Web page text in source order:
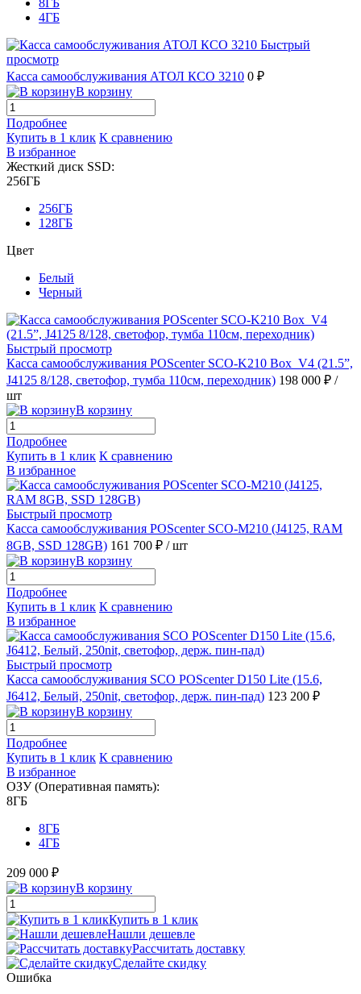
8ГБ
4ГБ
Быстрый
просмотр
Касса самообслуживания АТОЛ КСО 3210 0 ₽
В корзину
Подробнее
Купить в 1 клик К сравнению
В избранное
Жесткий диск SSD:
256ГБ
256ГБ
128ГБ
Цвет
Белый
Черный
Быстрый просмотр
Касса самообслуживания POScenter SCO-K210 Box_V4 (21.5”,
J4125 8/128, светофор, тумба 110см, переходник) 198 000 ₽ /
шт
В корзину
Подробнее
Купить в 1 клик К сравнению
В избранное
Быстрый просмотр
Касса самообслуживания POScenter SCO-M210 (J4125, RAM
8GB, SSD 128GB) 161 700 ₽ / шт
В корзину
Подробнее
Купить в 1 клик К сравнению
В избранное
Быстрый просмотр
Касса самообслуживания SCO POScenter D150 Lite (15.6,
J6412, Белый, 250nit, светофор, держ. пин-пад) 123 200 ₽
В корзину
Подробнее
Купить в 1 клик К сравнению
В избранное
ОЗУ (Оперативная память):
8ГБ
8ГБ
4ГБ
209 000 ₽
В корзину
Купить в 1 клик
Нашли дешевле
Рассчитать доставку
Сделайте скидку
Ошибка